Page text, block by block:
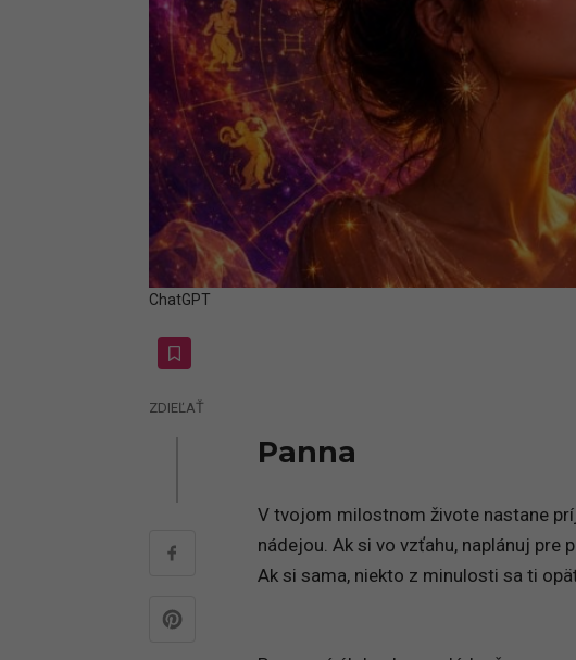
ChatGPT
ZDIEĽAŤ
Panna
V tvojom milostnom živote nastane
nádejou. Ak si vo vzťahu, naplánuj pre
Ak si sama, niekto z minulosti sa ti